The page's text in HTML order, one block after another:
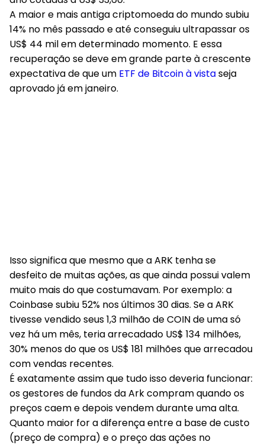
A maior e mais antiga criptomoeda do mundo subiu
14% no mês passado e até conseguiu ultrapassar os
US$ 44 mil em determinado momento. E essa
recuperação se deve em grande parte à crescente
expectativa de que um ETF de Bitcoin à vistaseja
aprovado já em janeiro.
Isso significa que mesmo que a ARK tenha se
desfeito de muitas ações, as que ainda possui valem
muito mais do que costumavam. Por exemplo: a
Coinbase subiu 52% nos últimos 30 dias. Se a ARK
tivesse vendido seus 1,3 milhão de COIN de uma só
vez há um mês, teria arrecadado US$ 134 milhões,
30% menos do que os US$ 181 milhões que arrecadou
com vendas recentes.
É exatamente assim que tudo isso deveria funcionar:
os gestores de fundos da Ark compram quando os
preços caem e depois vendem durante uma alta.
Quanto maior for a diferença entre a base de custo
(preço de compra) e o preço das ações no